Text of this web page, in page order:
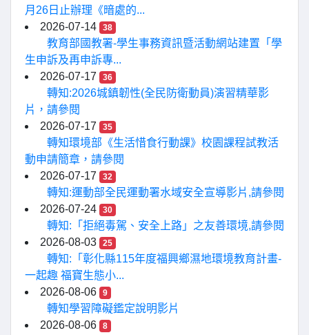
月26日止辦理《暗處的...
2026-07-14
38
教育部國教署-學生事務資訊暨活動網站建置「學
生申訴及再申訴專...
2026-07-17
36
轉知:2026城鎮韌性(全民防衛動員)演習精華影
片，請參閱
2026-07-17
35
轉知環境部《生活惜食行動課》校園課程試教活
動申請簡章，請參閱
2026-07-17
32
轉知:運動部全民運動署水域安全宣導影片,請參閱
2026-07-24
30
轉知:「拒絕毒駕、安全上路」之友善環境,請參閱
2026-08-03
25
轉知:「彰化縣115年度福興鄉濕地環境教育計畫-
一起趣 福寶生態小...
2026-08-06
9
轉知學習障礙鑑定說明影片
2026-08-06
8